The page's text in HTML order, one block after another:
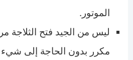
الموتور.
ليس من الجيد فتح الثلاجة
مكرر بدون الحاجة إلى شيء